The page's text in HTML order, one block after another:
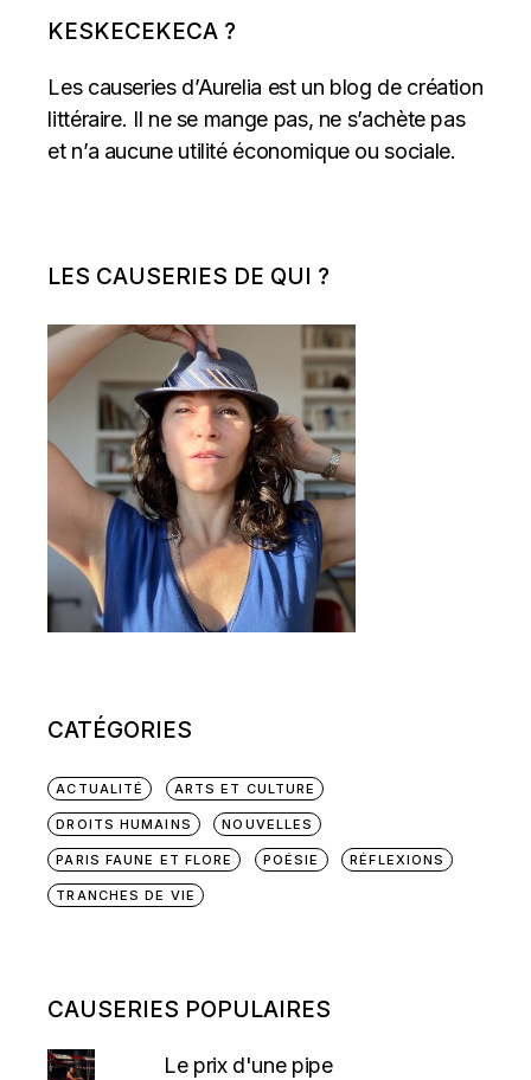
KESKECEKECA ?
Les causeries d’Aurelia est un blog de création
littéraire. Il ne se mange pas, ne s’achète pas
et n’a aucune utilité économique ou sociale.
LES CAUSERIES DE QUI ?
CATÉGORIES
ACTUALITÉ ARTS ET CULTURE
DROITS HUMAINS NOUVELLES
PARIS FAUNE ET FLORE POÉSIE RÉFLEXIONS
TRANCHES DE VIE
CAUSERIES POPULAIRES
Le prix d'une pipe